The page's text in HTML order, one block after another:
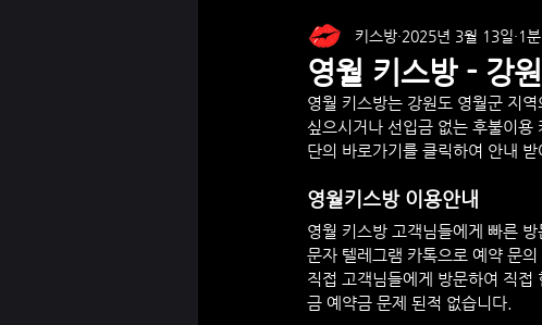
영월 키스방 - 강
키스방 2025년 3월 13일 1
영월 키스방는 강원도 영월군 지역
싶으시거나 선입금 없는 후불이
단의 바로가기를 클릭하여 안내 받
영월키스방 이용안내
영월 키스방 고객님들에게 빠른
문자 텔레그램 카톡으로 예약 문
직접 고객님들에게 방문하여 직접
금 예약금 문제 된적 없습니다.